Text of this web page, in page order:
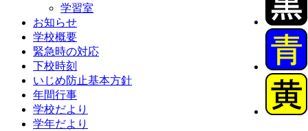
学習室
お知らせ
学校概要
緊急時の対応
下校時刻
いじめ防止基本方針
年間行事
学校だより
学年だより